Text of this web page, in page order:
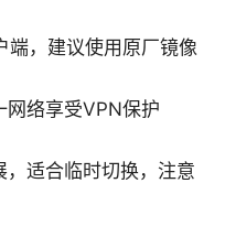
端，建议使用原厂镜像
网络享受VPN保护
适合临时切换，注意